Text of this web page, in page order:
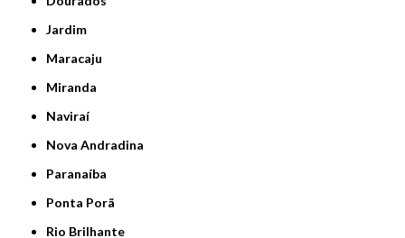
Jardim
Maracaju
Miranda
Naviraí
Nova Andradina
Paranaíba
Ponta Porã
Rio Brilhante